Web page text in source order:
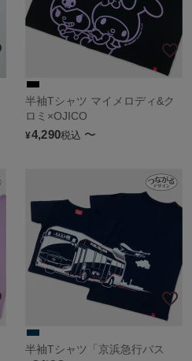
半袖Tシャツ マイメロディ&ク
ロミ×OJICO
¥4,290税込 〜
半袖Tシャツ「京浜急行バス